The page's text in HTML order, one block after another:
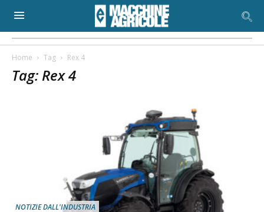
Home Tag Rex 4
Tag: Rex 4
NOTIZIE DALL'INDUSTRIA